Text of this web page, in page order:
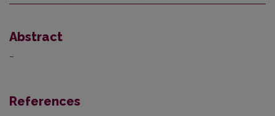
Abstract
–
References